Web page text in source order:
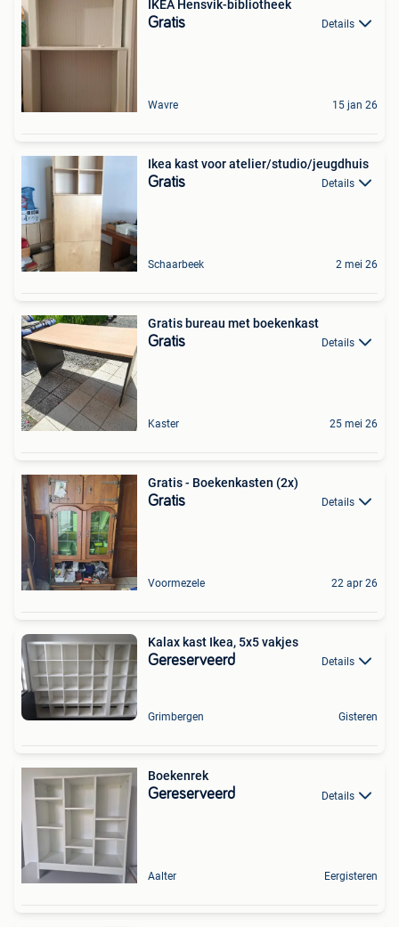
IKEA Hensvik-bibliotheek
Gratis Details
Wavre 15 jan 26
Ikea kast voor atelier/studio/jeugdhuis
Gratis Details
Schaarbeek 2 mei 26
Gratis bureau met boekenkast
Gratis Details
Kaster 25 mei 26
Gratis - Boekenkasten (2x)
Gratis Details
Voormezele 22 apr 26
Kalax kast Ikea, 5x5 vakjes
Gereserveerd Details
Grimbergen Gisteren
Boekenrek
Gereserveerd Details
Aalter Eergisteren